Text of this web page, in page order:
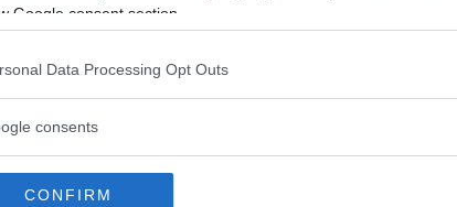
Google consent section.
Data Processing Opt Outs
consents
CONFIRM
för elbilar
på att börja använda en teknik som
elbilar längs vägen.